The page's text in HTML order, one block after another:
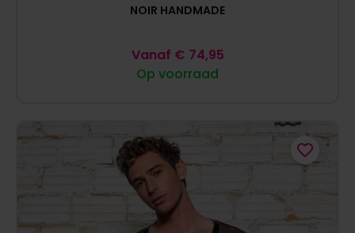
NOIR HANDMADE
Op voorraad
Vanaf € 74,95